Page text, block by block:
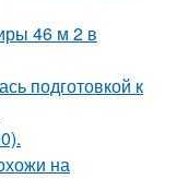
46 м 2 в
подготовкой к
на